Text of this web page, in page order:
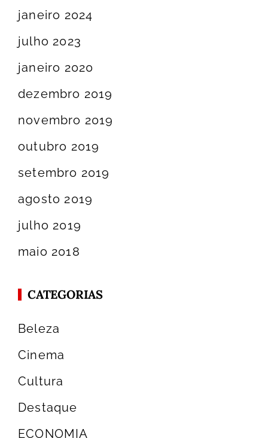
janeiro 2024
julho 2023
janeiro 2020
dezembro 2019
novembro 2019
outubro 2019
setembro 2019
agosto 2019
julho 2019
maio 2018
CATEGORIAS
Beleza
Cinema
Cultura
Destaque
ECONOMIA